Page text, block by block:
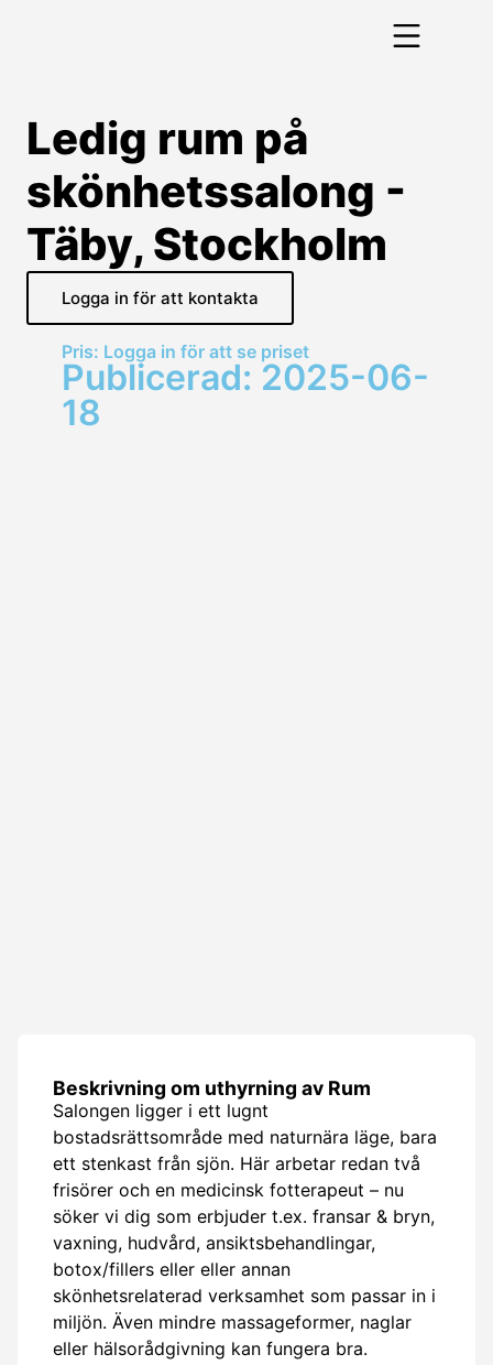
Ledig rum på
skönhetssalong -
Täby, Stockholm
Logga in för att kontakta
Pris: Logga in för att se priset
Publicerad: 2025-06-
18
Beskrivning om uthyrning av Rum
Salongen ligger i ett lugnt
bostadsrättsområde med naturnära läge, bara
ett stenkast från sjön. Här arbetar redan två
frisörer och en medicinsk fotterapeut – nu
söker vi dig som erbjuder t.ex. fransar & bryn,
vaxning, hudvård, ansiktsbehandlingar,
botox/fillers eller eller annan
skönhetsrelaterad verksamhet som passar in i
miljön. Även mindre massageformer, naglar
eller hälsorådgivning kan fungera bra.